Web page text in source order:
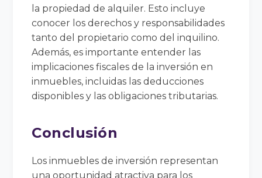
la propiedad de alquiler. Esto incluye
conocer los derechos y responsabilidades
tanto del propietario como del inquilino.
Además, es importante entender las
implicaciones fiscales de la inversión en
inmuebles, incluidas las deducciones
disponibles y las obligaciones tributarias.
Conclusión
Los inmuebles de inversión representan
una oportunidad atractiva para los